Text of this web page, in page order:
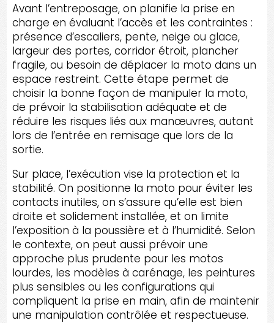
Avant l’entreposage, on planifie la prise en
charge en évaluant l’accès et les contraintes :
présence d’escaliers, pente, neige ou glace,
largeur des portes, corridor étroit, plancher
fragile, ou besoin de déplacer la moto dans un
espace restreint. Cette étape permet de
choisir la bonne façon de manipuler la moto,
de prévoir la stabilisation adéquate et de
réduire les risques liés aux manœuvres, autant
lors de l’entrée en remisage que lors de la
sortie.
Sur place, l’exécution vise la protection et la
stabilité. On positionne la moto pour éviter les
contacts inutiles, on s’assure qu’elle est bien
droite et solidement installée, et on limite
l’exposition à la poussière et à l’humidité. Selon
le contexte, on peut aussi prévoir une
approche plus prudente pour les motos
lourdes, les modèles à carénage, les peintures
plus sensibles ou les configurations qui
compliquent la prise en main, afin de maintenir
une manipulation contrôlée et respectueuse.